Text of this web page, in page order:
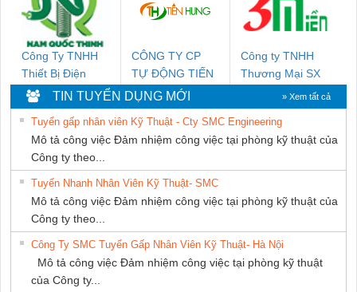
Công Ty TNHH
Thiết Bị Điện
Nam Quốc Thịnh
CÔNG TY CP
TỰ ĐỘNG TIẾN
HƯNG
Công ty TNHH
Thương Mại SX
TIN TUYỂN DỤNG MỚI » Xem tất cả
Tuyển gấp nhân viên Kỹ Thuật - Cty SMC Engineering
Mô tả công việc Đảm nhiệm công việc tại phòng kỹ thuật của
Công ty theo...
Tuyển Nhanh Nhân Viên Kỹ Thuật- SMC
Mô tả công việc Đảm nhiệm công việc tại phòng kỹ thuật của
Công ty theo...
Công Ty SMC Tuyển Gấp Nhân Viên Kỹ Thuật- Hà Nội
Mô tả công việc Đảm nhiệm công việc tại phòng kỹ thuật
của Công ty...